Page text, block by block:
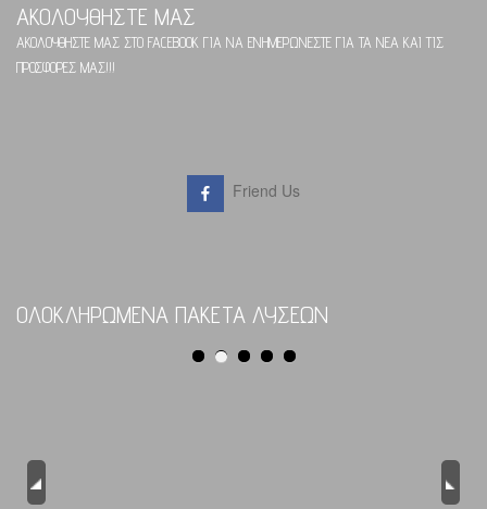
ΑΚΟΛΟΥΘΗΣΤΕ ΜΑΣ
ΑΚΟΛΟΥΘΗΣΤΕ ΜΑΣ ΣΤΟ FACEBOOK ΓΙΑ ΝΑ ΕΝΗΜΕΡΩΝΕΣΤΕ ΓΙΑ ΤΑ ΝΕΑ ΚΑΙ ΤΙΣ
ΠΡΟΣΦΟΡΕΣ ΜΑΣ!!!
Friend Us
ΟΛΟΚΛΗΡΩΜΕΝΑ ΠΑΚΕΤΑ ΛΥΣΕΩΝ